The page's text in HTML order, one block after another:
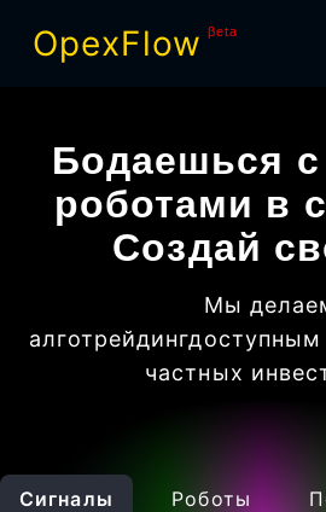
OpexFlow βeta
Бодаешься
роботами в
Создай
Мы
алготрейдинг
частных
Сигналы Роботы